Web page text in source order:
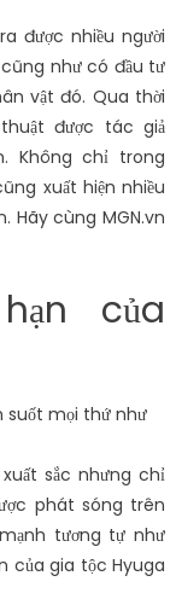
được nhiều người
như có đầu tư
vật đó. Qua thời
được tác giả
Không chỉ trong
xuất hiện nhiều
Hãy cùng MGN.vn
của
xuất sắc nhưng chỉ
phát sóng trên
tương tự như
của gia tộc Hyuga